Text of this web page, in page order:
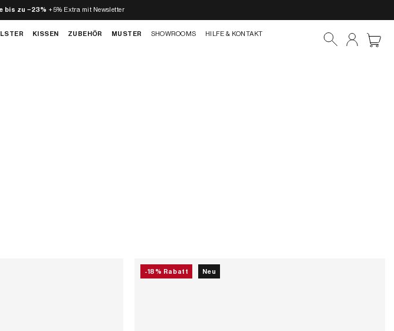
bis zu −23% +5% Extra mit Newsletter
KISSEN ZUBEHÖR MUSTER SHOWROOMS
HILFE & KONTAKT
-18% Rabatt Neu